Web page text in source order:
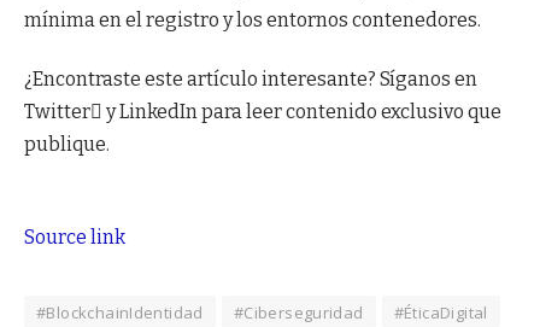
mínima en el registro y los entornos contenedores.
¿Encontraste este artículo interesante? Síganos en
Twitter y LinkedIn para leer contenido exclusivo que
publique.
Source link
#BlockchainIdentidad #Ciberseguridad
#ÉticaDigital